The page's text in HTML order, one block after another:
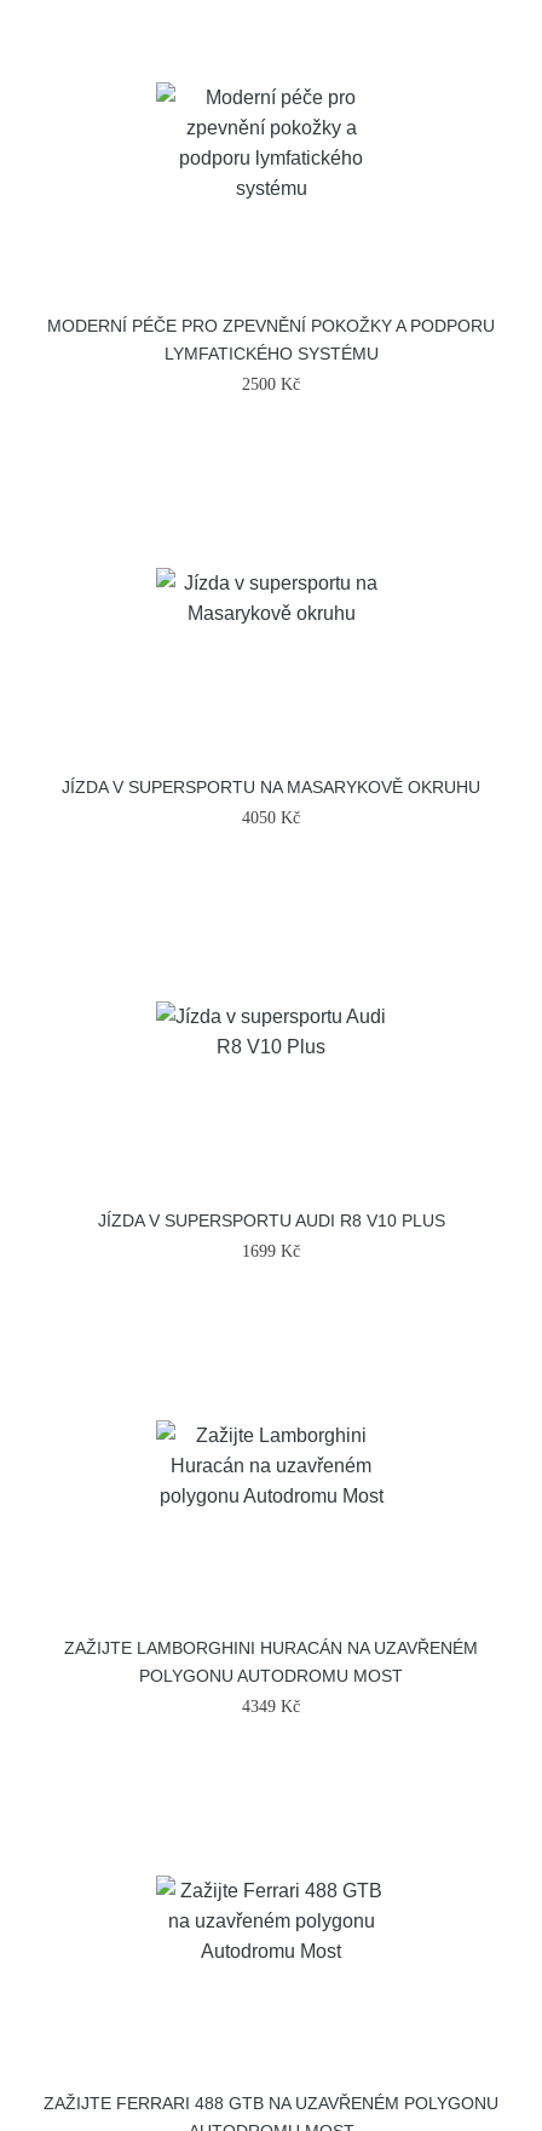
MODERNÍ PÉČE PRO ZPEVNĚNÍ POKOŽKY A PODPORU
LYMFATICKÉHO SYSTÉMU
2500 Kč
JÍZDA V SUPERSPORTU NA MASARYKOVĚ OKRUHU
4050 Kč
JÍZDA V SUPERSPORTU AUDI R8 V10 PLUS
1699 Kč
ZAŽIJTE LAMBORGHINI HURACÁN NA UZAVŘENÉM
POLYGONU AUTODROMU MOST
4349 Kč
ZAŽIJTE FERRARI 488 GTB NA UZAVŘENÉM POLYGONU